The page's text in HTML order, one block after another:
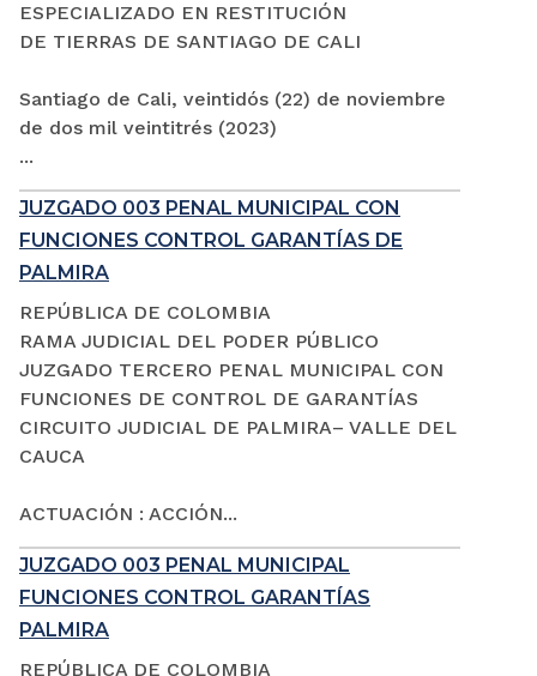
ESPECIALIZADO EN RESTITUCIÓN
DE TIERRAS DE SANTIAGO DE CALI
Santiago de Cali, veintidós (22) de noviembre
de dos mil veintitrés (2023)
...
JUZGADO 003 PENAL MUNICIPAL CON
FUNCIONES CONTROL GARANTÍAS DE
PALMIRA
REPÚBLICA DE COLOMBIA
RAMA JUDICIAL DEL PODER PÚBLICO
JUZGADO TERCERO PENAL MUNICIPAL CON
FUNCIONES DE CONTROL DE GARANTÍAS
CIRCUITO JUDICIAL DE PALMIRA– VALLE DEL
CAUCA
ACTUACIÓN : ACCIÓN...
JUZGADO 003 PENAL MUNICIPAL
FUNCIONES CONTROL GARANTÍAS
PALMIRA
REPÚBLICA DE COLOMBIA